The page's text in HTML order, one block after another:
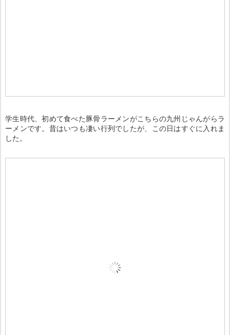
学生時代、初めて食べた豚骨ラーメンがこちらの九州じゃんがらラ
ーメンです。昔はいつも凄い行列でしたが、この日はすぐに入れま
した。